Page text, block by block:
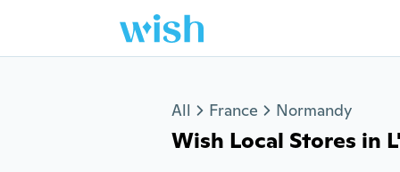
All France Normandy
Wish Local Stores in